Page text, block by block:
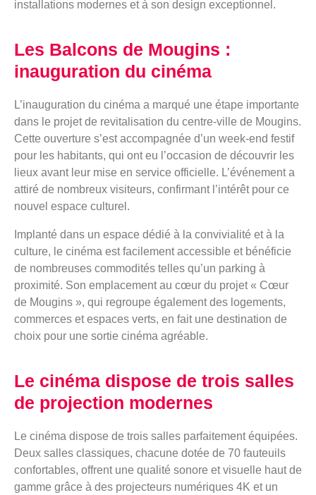
installations modernes et à son design exceptionnel.
Les Balcons de Mougins :
inauguration du cinéma
L’inauguration du cinéma a marqué une étape importante
dans le projet de revitalisation du centre-ville de Mougins.
Cette ouverture s’est accompagnée d’un week-end festif
pour les habitants, qui ont eu l’occasion de découvrir les
lieux avant leur mise en service officielle. L’événement a
attiré de nombreux visiteurs, confirmant l’intérêt pour ce
nouvel espace culturel.
Implanté dans un espace dédié à la convivialité et à la
culture, le cinéma est facilement accessible et bénéficie
de nombreuses commodités telles qu’un parking à
proximité. Son emplacement au cœur du projet « Cœur
de Mougins », qui regroupe également des logements,
commerces et espaces verts, en fait une destination de
choix pour une sortie cinéma agréable.
Le cinéma dispose de trois salles
de projection modernes
Le cinéma dispose de trois salles parfaitement équipées.
Deux salles classiques, chacune dotée de 70 fauteuils
confortables, offrent une qualité sonore et visuelle haut de
gamme grâce à des projecteurs numériques 4K et un